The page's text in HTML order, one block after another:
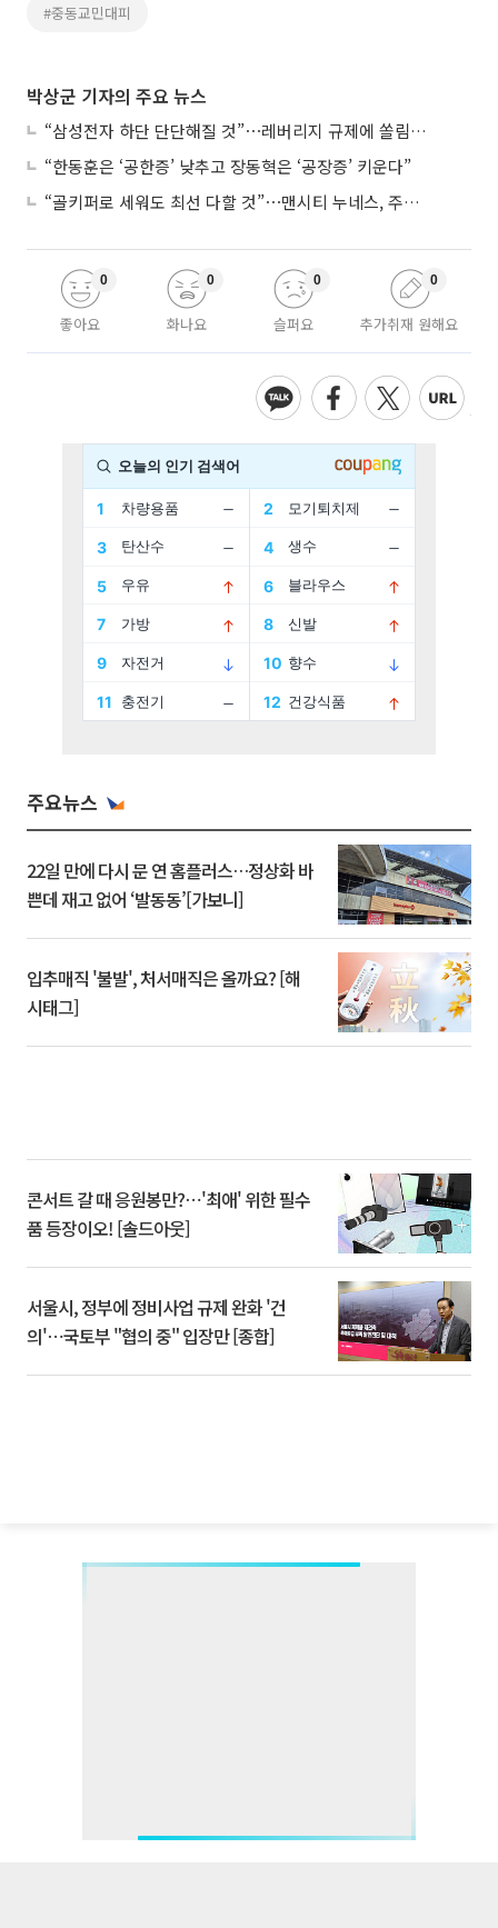
#중동교민대피
박상군 기자의 주요 뉴스
“삼성전자 하단 단단해질 것”⋯레버리지 규제에 쏠림 완화
“한동훈은 ‘공한증’ 낮추고 장동혁은 ‘공장증’ 키운다”
“골키퍼로 세워도 최선 다할 것”⋯맨시티 누네스, 주전 경쟁 각오
좋아요
0
화나요
0
슬퍼요
0
추가취재 원해요
0
주요뉴스
22일 만에 다시 문 연 홈플러스…정상화 바
쁜데 재고 없어 ‘발동동’[가보니]
입추매직 '불발', 처서매직은 올까요? [해
시태그]
콘서트 갈 때 응원봉만?⋯'최애' 위한 필수
품 등장이오! [솔드아웃]
서울시, 정부에 정비사업 규제 완화 '건
의'⋯국토부 "협의 중" 입장만 [종합]